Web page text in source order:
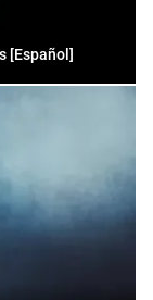
[Español]